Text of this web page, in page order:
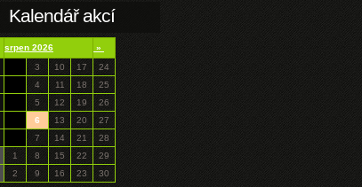
Kalendář akcí
srpen 2026
»
3 10 17
24
4 11 18
25
5 12 19
26
6 13 20
27
7 14 21
28
1 8 15 22
29
2 9 16 23 30